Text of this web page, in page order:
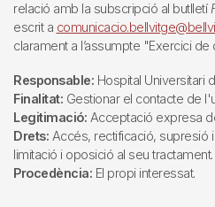
relació amb la subscripció al butlletí
escrit a
clarament a l’assumpte "Exercici de
Responsable: Hospital Universitari
Finalitat: Gestionar el contacte de
Legitimació: Acceptació expresa
Drets: Accés, rectificació, supresió
limitació i oposició al seu tractament.
Procedència: El propi interessat.